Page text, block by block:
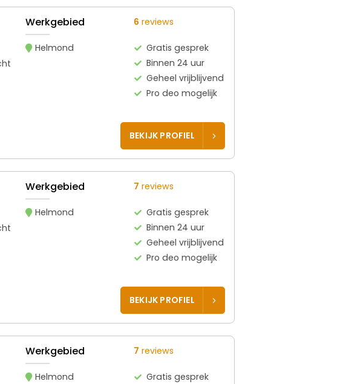
Werkgebied
Helmond
6 reviews
Gratis gesprek
Binnen 24 uur
Geheel vrijblijvend
Pro deo mogelijk
BEKIJK PROFIEL
Werkgebied
Helmond
7 reviews
Gratis gesprek
Binnen 24 uur
Geheel vrijblijvend
Pro deo mogelijk
BEKIJK PROFIEL
Werkgebied
Helmond
7 reviews
Gratis gesprek